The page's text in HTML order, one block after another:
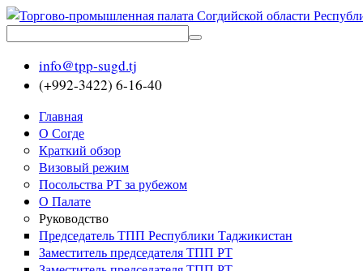
info@tpp-sugd.tj
(+992-3422) 6-16-40
Главная
О Согде
Краткий обзор
Визовый режим
Посольства РТ за рубежом
О Палате
Руководство
Председатель ТПП Республики Таджикистан
Заместитель председателя ТПП РТ